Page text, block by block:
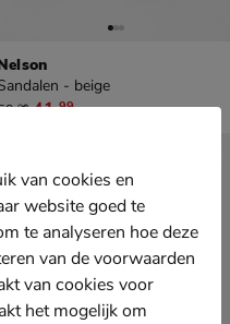
- beige
€ 59,99 voor € 41,99
,99 41,99
van cookies en
website goed te
te analyseren hoe deze
van de voorwaarden
van cookies voor
het mogelijk om